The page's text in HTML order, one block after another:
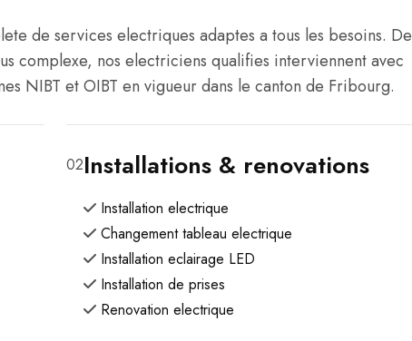
de services electriques adaptes a tous les besoins. De
complexe, nos electriciens qualifies interviennent avec
NIBT et OIBT en vigueur dans le canton de Fribourg.
02Installations & renovations
Installation electrique
Changement tableau electrique
Installation eclairage LED
Installation de prises
Renovation electrique